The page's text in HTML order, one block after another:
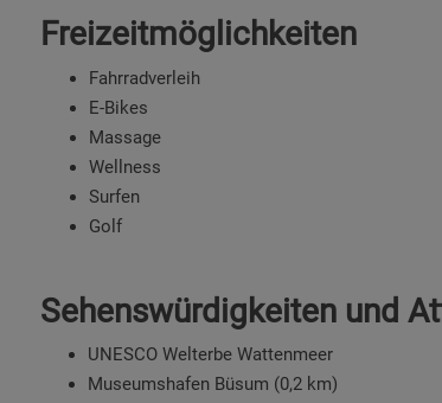
Freizeitmöglichkeiten
Fahrradverleih
E-Bikes
Massage
Wellness
Surfen
Golf
Sehenswürdigkeiten und
UNESCO Welterbe Wattenmeer
Museumshafen Büsum (0,2 km)